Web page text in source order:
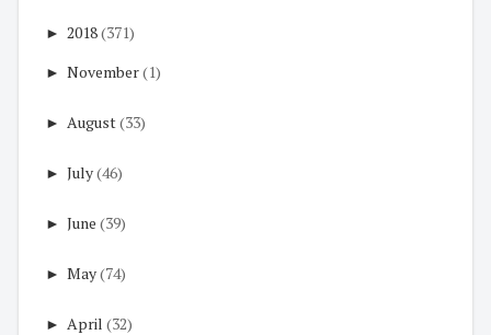
► 2018(371)
► November(1)
► August(33)
► July(46)
► June (39)
► May(74)
► April (32)